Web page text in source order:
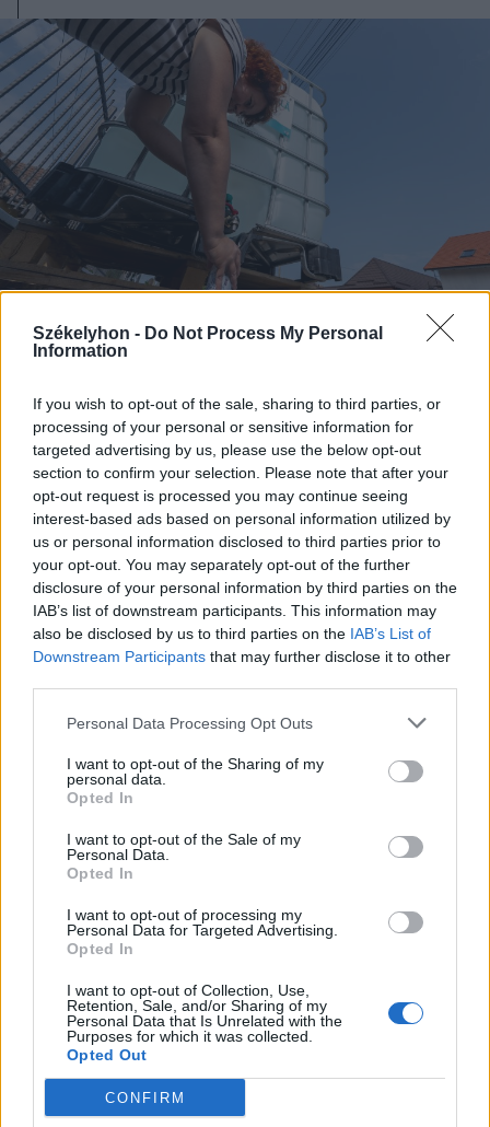
Székelyhon - Do Not Process My Personal
Information
If you wish to opt-out of the sale, sharing to third parties, or
processing of your personal or sensitive information for
targeted advertising by us, please use the below opt-out
section to confirm your selection. Please note that after your
opt-out request is processed you may continue seeing
interest-based ads based on personal information utilized by
us or personal information disclosed to third parties prior to
your opt-out. You may separately opt-out of the further
disclosure of your personal information by third parties on the
IAB’s list of downstream participants. This information may
also be disclosed by us to third parties on the IAB’s List of
Downstream Participants that may further disclose it to other
Personal Data Processing Opt Outs
I want to opt-out of the Sharing of my
personal data.
Opted In
I want to opt-out of the Sale of my
Personal Data.
Opted In
I want to opt-out of processing my
Personal Data for Targeted Advertising.
Opted In
I want to opt-out of Collection, Use,
Retention, Sale, and/or Sharing of my
Personal Data that Is Unrelated with the
Purposes for which it was collected.
Opted Out
CONFIRM
Leáll a vízellátás több településen a
magas sótartalom miatt
2025. június 11., szerda
Először azok: az állatok már ihatják
a Kis-Küküllő vezetékes vizét,
emberek még nem